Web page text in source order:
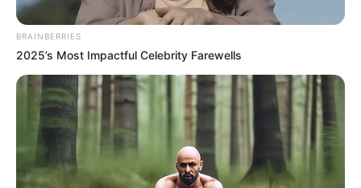
BRAINBERRIES
2025’s Most Impactful Celebrity Farewells